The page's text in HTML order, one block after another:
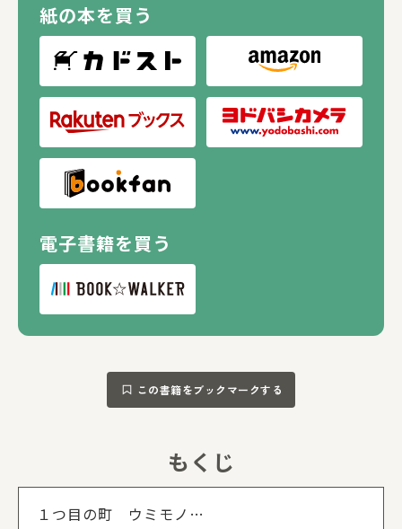
紙の本を買う
電子書籍を買う
この書籍をブックマークする
もくじ
１つ目の町 ウミモノ